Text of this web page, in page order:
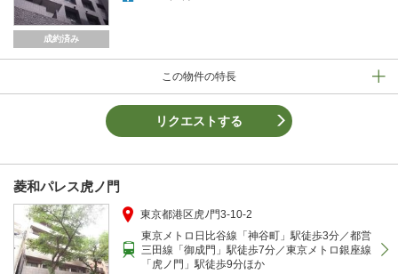
成約済み
この物件の特長
リクエストする
菱和パレス虎ノ門
東京都港区虎ﾉ門3-10-2
東京メトロ日比谷線「神谷町」駅徒歩3分／都営
三田線「御成門」駅徒歩7分／東京メトロ銀座線
「虎ノ門」駅徒歩9分ほか